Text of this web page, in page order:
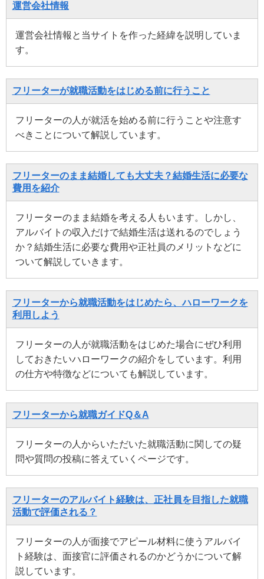
運営会社情報
運営会社情報と当サイトを作った経緯を説明していま
す。
フリーターが就職活動をはじめる前に行うこと
フリーターの人が就活を始める前に行うことや注意す
べきことについて解説しています。
フリーターのまま結婚しても大丈夫？結婚生活に必要な
費用を紹介
フリーターのまま結婚を考える人もいます。しかし、
アルバイトの収入だけで結婚生活は送れるのでしょう
か？結婚生活に必要な費用や正社員のメリットなどに
ついて解説していきます。
フリーターから就職活動をはじめたら、ハローワークを
利用しよう
フリーターの人が就職活動をはじめた場合にぜひ利用
しておきたいハローワークの紹介をしています。利用
の仕方や特徴などについても解説しています。
フリーターから就職ガイドQ＆A
フリーターの人からいただいた就職活動に関しての疑
問や質問の投稿に答えていくページです。
フリーターのアルバイト経験は、正社員を目指した就職
活動で評価される？
フリーターの人が面接でアピール材料に使うアルバイ
ト経験は、面接官に評価されるのかどうかについて解
説しています。